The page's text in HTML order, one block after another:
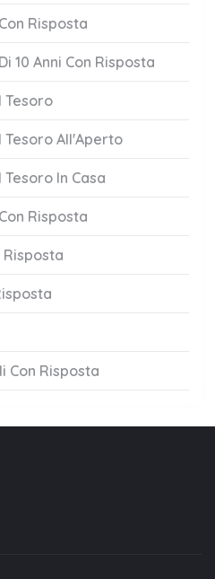
Risposta
10 Anni Con Risposta
Tesoro
Tesoro All'Aperto
In Casa
Risposta
Risposta
Con Risposta